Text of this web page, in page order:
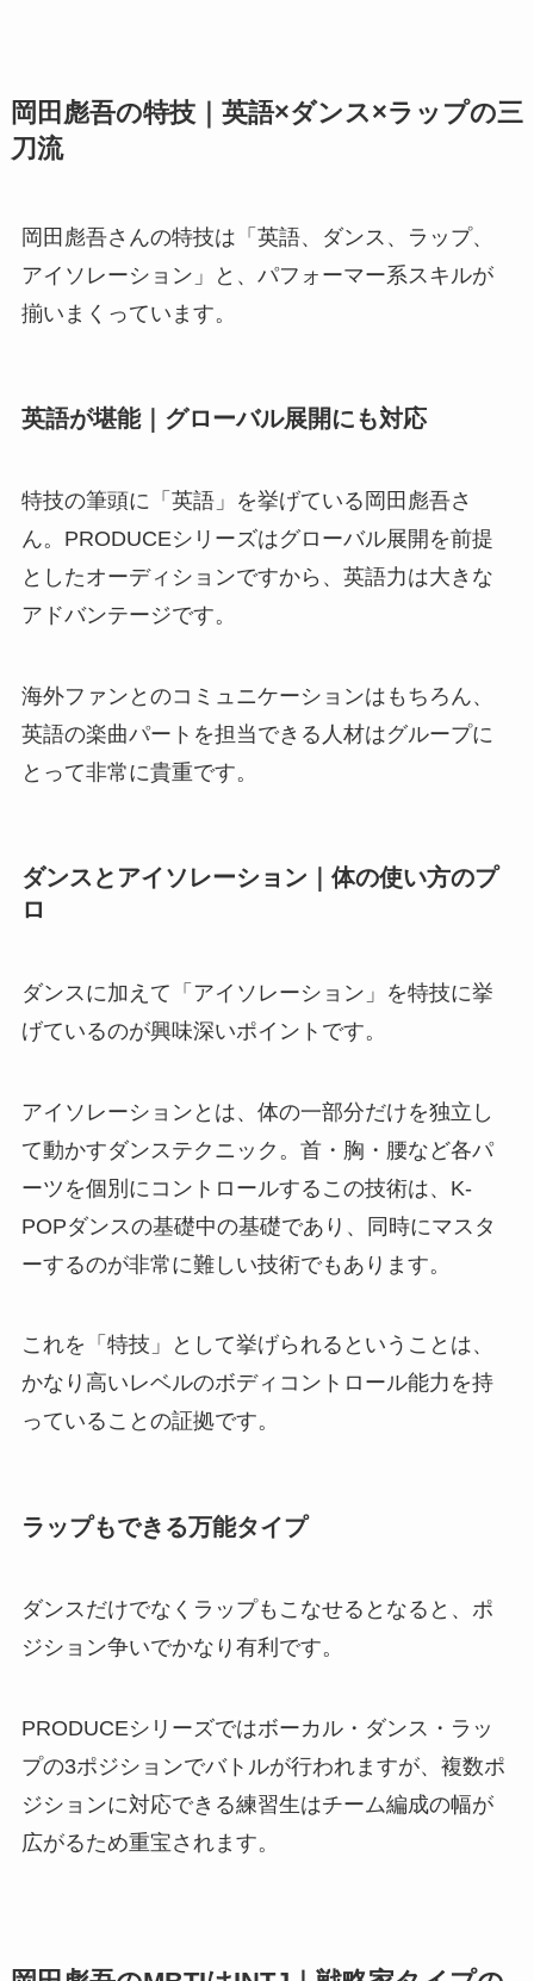
岡田彪吾の特技｜英語×ダンス×ラップの三
刀流
岡田彪吾さんの特技は「英語、ダンス、ラップ、
アイソレーション」と、パフォーマー系スキルが
揃いまくっています。
英語が堪能｜グローバル展開にも対応
特技の筆頭に「英語」を挙げている岡田彪吾さ
ん。PRODUCEシリーズはグローバル展開を前提
としたオーディションですから、英語力は大きな
アドバンテージです。
海外ファンとのコミュニケーションはもちろん、
英語の楽曲パートを担当できる人材はグループに
とって非常に貴重です。
ダンスとアイソレーション｜体の使い方のプ
ロ
ダンスに加えて「アイソレーション」を特技に挙
げているのが興味深いポイントです。
アイソレーションとは、体の一部分だけを独立し
て動かすダンステクニック。首・胸・腰など各パ
ーツを個別にコントロールするこの技術は、K-
POPダンスの基礎中の基礎であり、同時にマスタ
ーするのが非常に難しい技術でもあります。
これを「特技」として挙げられるということは、
かなり高いレベルのボディコントロール能力を持
っていることの証拠です。
ラップもできる万能タイプ
ダンスだけでなくラップもこなせるとなると、ポ
ジション争いでかなり有利です。
PRODUCEシリーズではボーカル・ダンス・ラッ
プの3ポジションでバトルが行われますが、複数ポ
ジションに対応できる練習生はチーム編成の幅が
広がるため重宝されます。